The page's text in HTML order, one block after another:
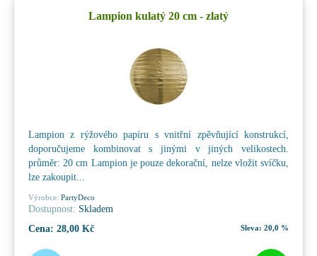
Lampion kulatý 20 cm - zlatý
Lampion z rýžového papíru s vnitřní zpěvňující konstrukcí,
doporučujeme kombinovat s jinými v jiných velikostech.
průměr: 20 cm Lampion je pouze dekorační, nelze vložit svíčku,
lze zakoupit...
Výrobce: PartyDeco
Dostupnost: Skladem
Cena: 28,00 Kč Sleva: 20,0 %